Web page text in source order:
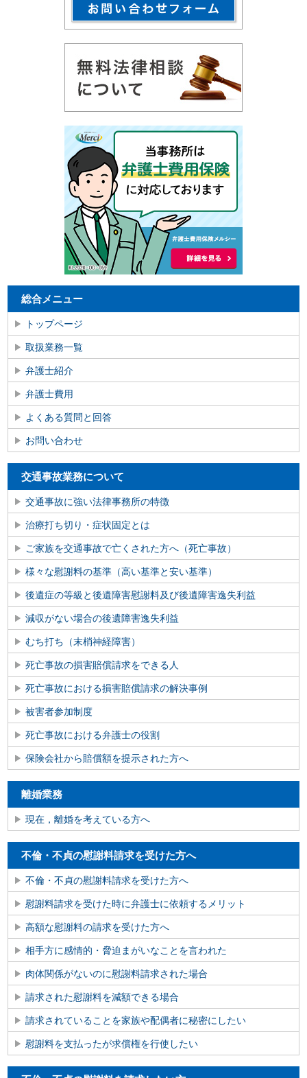
総合メニュー
トップページ
取扱業務一覧
弁護士紹介
弁護士費用
よくある質問と回答
お問い合わせ
交通事故業務について
交通事故に強い法律事務所の特徴
治療打ち切り・症状固定とは
ご家族を交通事故で亡くされた方へ（死亡事故）
様々な慰謝料の基準（高い基準と安い基準）
後遺症の等級と後遺障害慰謝料及び後遺障害逸失利益
減収がない場合の後遺障害逸失利益
むち打ち（末梢神経障害）
死亡事故の損害賠償請求をできる人
死亡事故における損害賠償請求の解決事例
被害者参加制度
死亡事故における弁護士の役割
保険会社から賠償額を提示された方へ
離婚業務
現在，離婚を考えている方へ
不倫・不貞の慰謝料請求を受けた方へ
不倫・不貞の慰謝料請求を受けた方へ
慰謝料請求を受けた時に弁護士に依頼するメリット
高額な慰謝料の請求を受けた方へ
相手方に感情的・脅迫まがいなことを言われた
肉体関係がないのに慰謝料請求された場合
請求された慰謝料を減額できる場合
請求されていることを家族や配偶者に秘密にしたい
慰謝料を支払ったが求償権を行使したい